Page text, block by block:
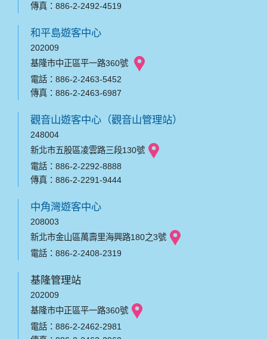
傳真：886-2-2492-4519
和平島遊客中心
202009
基隆市中正區平一路360號
電話：886-2-2463-5452
傳真：886-2-2463-6987
觀音山遊客中心（觀音山管理站）
248004
新北市五股區凌雲路三段130號
電話：886-2-2292-8888
傳真：886-2-2291-9444
中角灣遊客中心
208003
新北市金山區萬壽里海興路180之3號
電話：886-2-2408-2319
基隆管理站
202009
基隆市中正區平一路360號
電話：886-2-2462-2981